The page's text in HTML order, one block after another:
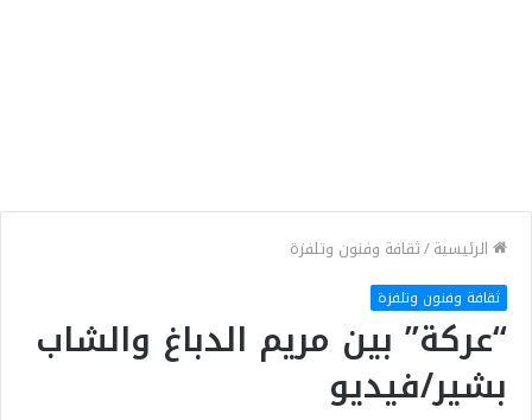
الرئيسية/ثقافة وفنون وتلفزة
ثقافة وفنون وتلفزة
“عركة” بين مريم الدباغ والشاب
بشير/فيديو